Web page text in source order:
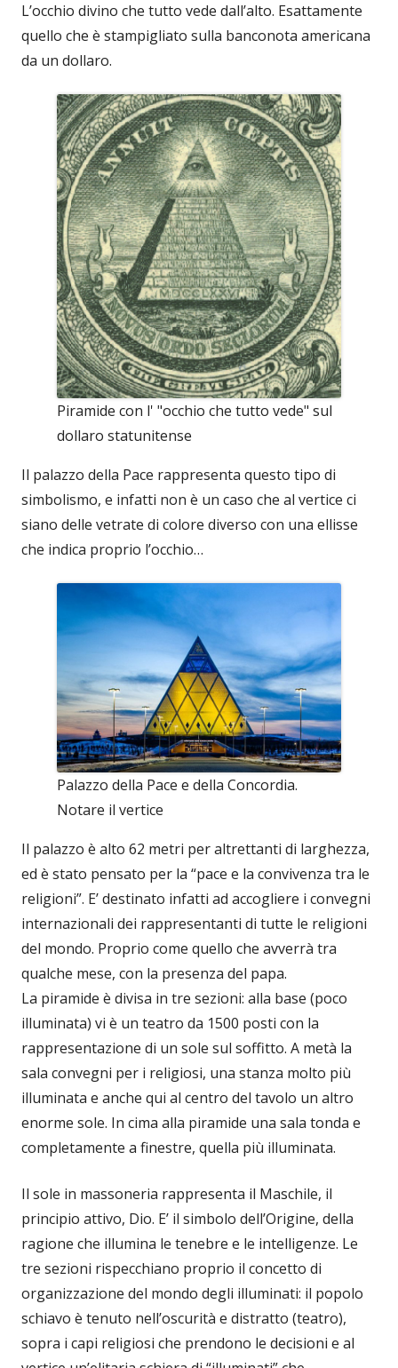
L’occhio divino che tutto vede dall’alto. Esattamente
quello che è stampigliato sulla banconota americana
da un dollaro.
Piramide con l' "occhio che tutto vede" sul
dollaro statunitense
Il palazzo della Pace rappresenta questo tipo di
simbolismo, e infatti non è un caso che al vertice ci
siano delle vetrate di colore diverso con una ellisse
che indica proprio l’occhio…
Palazzo della Pace e della Concordia.
Notare il vertice
Il palazzo è alto 62 metri per altrettanti di larghezza,
ed è stato pensato per la “pace e la convivenza tra le
religioni”. E’ destinato infatti ad accogliere i convegni
internazionali dei rappresentanti di tutte le religioni
del mondo. Proprio come quello che avverrà tra
qualche mese, con la presenza del papa.
La piramide è divisa in tre sezioni: alla base (poco
illuminata) vi è un teatro da 1500 posti con la
rappresentazione di un sole sul soffitto. A metà la
sala convegni per i religiosi, una stanza molto più
illuminata e anche qui al centro del tavolo un altro
enorme sole. In cima alla piramide una sala tonda e
completamente a finestre, quella più illuminata.
Il sole in massoneria rappresenta il Maschile, il
principio attivo, Dio. E’ il simbolo dell’Origine, della
ragione che illumina le tenebre e le intelligenze. Le
tre sezioni rispecchiano proprio il concetto di
organizzazione del mondo degli illuminati: il popolo
schiavo è tenuto nell’oscurità e distratto (teatro),
sopra i capi religiosi che prendono le decisioni e al